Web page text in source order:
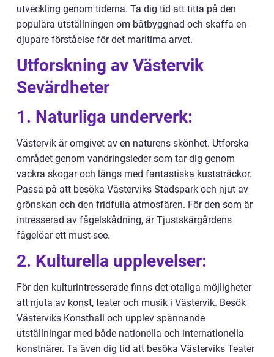
utveckling genom tiderna. Ta dig tid att titta på den
populära utställningen om båtbyggnad och skaffa en
djupare förståelse för det maritima arvet.
Utforskning av Västervik
Sevärdheter
1. Naturliga underverk:
Västervik är omgivet av en naturens skönhet. Utforska
området genom vandringsleder som tar dig genom
vackra skogar och längs med fantastiska kuststräckor.
Passa på att besöka Västerviks Stadspark och njut av
grönskan och den fridfulla atmosfären. För den som är
intresserad av fågelskådning, är Tjustskärgårdens
fågelöar ett must-see.
2. Kulturella upplevelser:
För den kulturintresserade finns det otaliga möjligheter
att njuta av konst, teater och musik i Västervik. Besök
Västerviks Konsthall och upplev spännande
utställningar med både nationella och internationella
konstnärer. Ta även dig tid att besöka Västerviks Teater